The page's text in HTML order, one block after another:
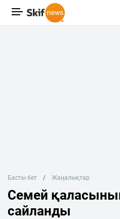
Басты бет Жаңалықтар
Семей
сайланды